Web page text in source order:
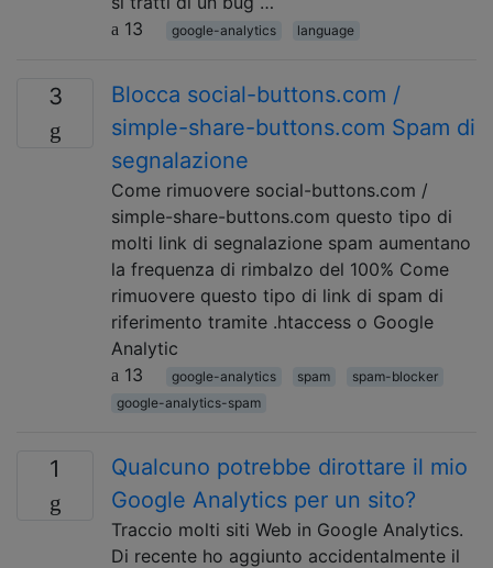
13
google-analytics language
3
Blocca social-buttons.com /
simple-share-buttons.com Spam di
segnalazione
Come rimuovere social-buttons.com /
simple-share-buttons.com questo tipo di
molti link di segnalazione spam aumentano
la frequenza di rimbalzo del 100% Come
rimuovere questo tipo di link di spam di
riferimento tramite .htaccess o Google
Analytic
13
google-analytics spam
spam-blocker
google-analytics-spam
1
Qualcuno potrebbe dirottare il mio
Google Analytics per un sito?
Traccio molti siti Web in Google Analytics.
Di recente ho aggiunto accidentalmente il